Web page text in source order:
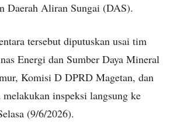
Daerah Aliran Sungai (DAS).
tersebut diputuskan usai tim
Energi dan Sumber Daya Mineral
Komisi D DPRD Magetan, dan
inspeksi langsung ke
(9/6/2026).